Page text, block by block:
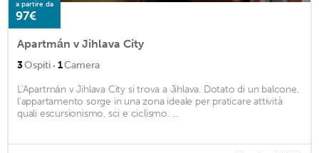
a partire da
97€
Apartmán v Jihlava City
3Ospiti · 1Camera
L'Apartmán v Jihlava City si trova a Jihlava. Dotato di un balcone,
l'appartamento sorge in una zona ideale per praticare attività
quali escursionismo, sci e ciclismo. ...